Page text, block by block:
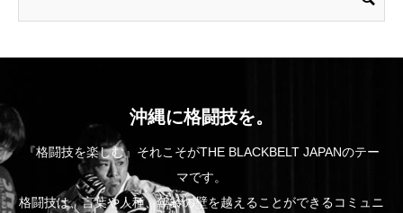
沖縄に格闘技を。
『格闘技を楽しむ』それこそがTHE BLACKBELT JAPANのテー
マです。
格闘技は、言葉や人種、年齢の壁を越えることができるコミュニ